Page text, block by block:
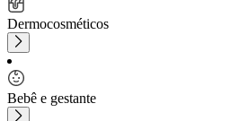
Dermocosméticos
Bebê e gestante